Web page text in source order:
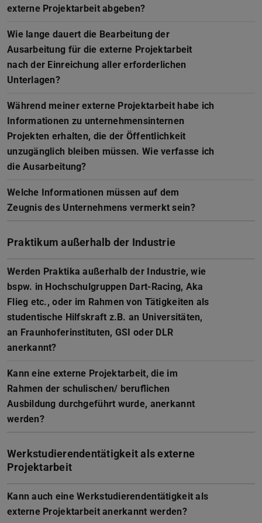
externe Projektarbeit abgeben?
Wie lange dauert die Bearbeitung der
Ausarbeitung für die externe Projektarbeit
nach der Einreichung aller erforderlichen
Unterlagen?
Während meiner externe Projektarbeit habe ich
Informationen zu unternehmensinternen
Projekten erhalten, die der Öffentlichkeit
unzugänglich bleiben müssen. Wie verfasse ich
die Ausarbeitung?
Welche Informationen müssen auf dem
Zeugnis des Unternehmens vermerkt sein?
Praktikum außerhalb der Industrie
Werden Praktika außerhalb der Industrie, wie
bspw. in Hochschulgruppen Dart-Racing, Aka
Flieg etc., oder im Rahmen von Tätigkeiten als
studentische Hilfskraft z.B. an Universitäten,
an Fraunhoferinstituten, GSI oder DLR
anerkannt?
Kann eine externe Projektarbeit, die im
Rahmen der schulischen/ beruflichen
Ausbildung durchgeführt wurde, anerkannt
werden?
Werkstudierendentätigkeit als externe
Projektarbeit
Kann auch eine Werkstudierendentätigkeit als
externe Projektarbeit anerkannt werden?